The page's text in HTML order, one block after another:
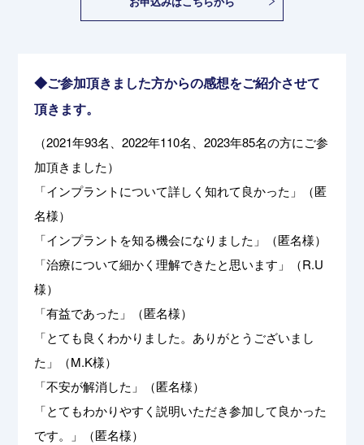
◆ご参加頂きました方からの感想をご紹介させて
頂きます。
（2021年93名、2022年110名、2023年85名の方にご参
加頂きました）
「インプラントについて詳しく知れて良かった」（匿
名様）
「インプラントを知る機会になりました」（匿名様）
「治療について細かく理解できたと思います」（R.U
様）
「有益であった」（匿名様）
「とても良くわかりました。ありがとうございまし
た」（M.K様）
「不安が解消した」（匿名様）
「とてもわかりやすく説明いただき参加して良かった
です。」（匿名様）